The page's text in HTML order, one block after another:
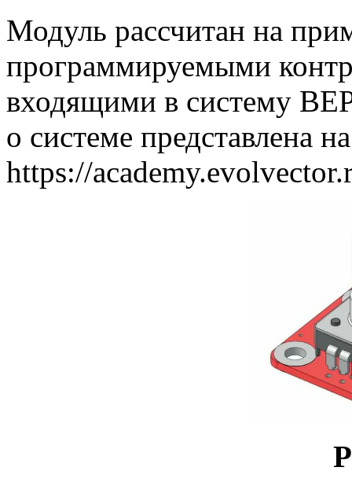
Модуль рассчитан на
программируемыми
входящими в систему
о системе представлена
https://